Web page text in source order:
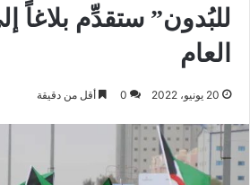
للبُدون” ستقدِّم بلاغاً
العام
20 يونيو، 2022 0 أقل من دقيقة